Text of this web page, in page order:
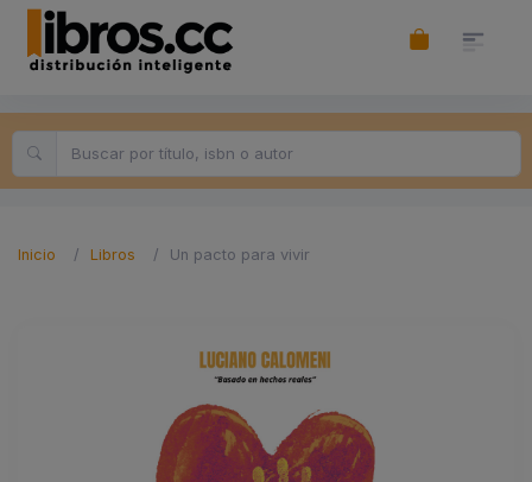
Inicio Libros Un pacto para vivir